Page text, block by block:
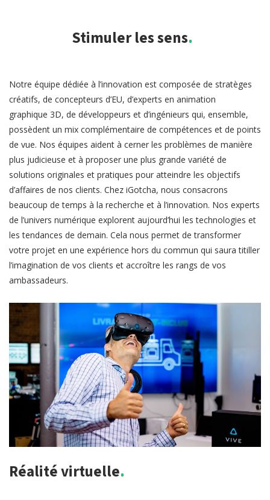
Stimuler les sens.
Notre équipe dédiée à l’innovation est composée de stratèges
créatifs, de concepteurs d’EU, d’experts en animation
graphique 3D, de développeurs et d’ingénieurs qui, ensemble,
possèdent un mix complémentaire de compétences et de points
de vue. Nos équipes aident à cerner les problèmes de manière
plus judicieuse et à proposer une plus grande variété de
solutions originales et pratiques pour atteindre les objectifs
d’affaires de nos clients. Chez iGotcha, nous consacrons
beaucoup de temps à la recherche et à l’innovation. Nos experts
de l’univers numérique explorent aujourd’hui les technologies et
les tendances de demain. Cela nous permet de transformer
votre projet en une expérience hors du commun qui saura titiller
l’imagination de vos clients et accroître les rangs de vos
ambassadeurs.
Réalité virtuelle.